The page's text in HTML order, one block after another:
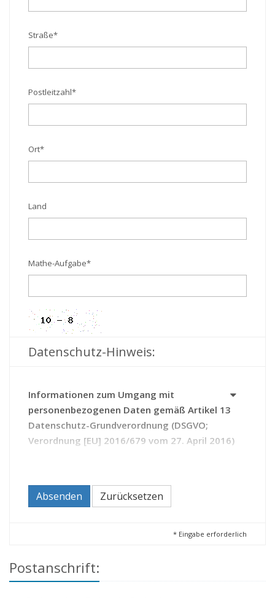
Straße*
Postleitzahl*
Ort*
Land
Mathe-Aufgabe*
Datenschutz-Hinweis:
Informationen zum Umgang mit
personenbezogenen Daten gemäß Artikel 13
Datenschutz-Grundverordnung (DSGVO;
Verordnung [EU] 2016/679 vom 27. April 2016)
von Archivgut (Thüringer Archivgesetz - ThürArchivG).
Durch die Kontaktaufnahme mit dem Archiv erteilen Sie
jederzeit zu widerrufen (Artikel 21 DSGVO);
Absenden Zurücksetzen
* Eingabe erforderlich
Postanschrift: